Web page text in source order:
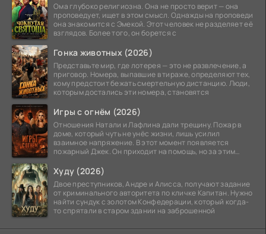
Ома глубоко религиозна. Она не просто верит — она
проповедует, ищет в этом смысл. Однажды на проповеди
она знакомится с Эмекой. Этот человек не разделяет её
взглядов. Более того, он борется с
Гонка животных (2026)
Представьте мир, где лотерея — это не развлечение, а
приговор. Номера, выпавшие в тираже, определяют тех,
кому предстоит бежать смертельную дистанцию. Люди,
которым достались эти номера, становятся
Игры с огнём (2026)
Отношения Натали и Лафлина дали трещину. Пожар в
доме, который чуть не унёс жизни, лишь усилил
взаимное напряжение. В этот момент появляется
пожарный Джек. Он приходит на помощь, но за этим
Худу (2026)
Двое преступников, Андре и Алисса, получают задание
от криминального авторитета по кличке Капитан. Нужно
найти сундук с золотом Конфедерации, который когда-
то спрятали в старом здании на заброшенной